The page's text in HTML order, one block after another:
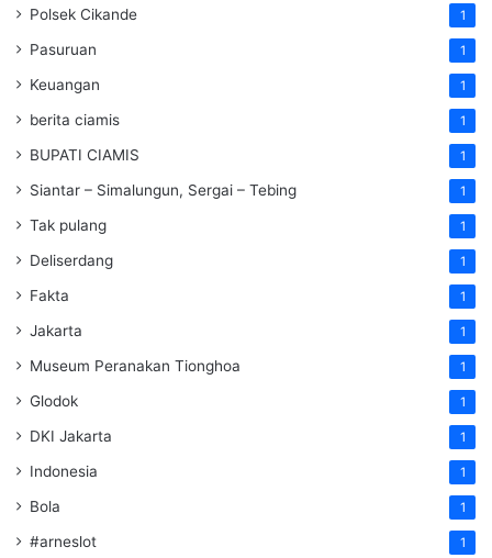
Polsek Cikande 1
Pasuruan 1
Keuangan 1
berita ciamis 1
BUPATI CIAMIS 1
Siantar – Simalungun, Sergai – Tebing 1
Tak pulang 1
Deliserdang 1
Fakta 1
Jakarta 1
Museum Peranakan Tionghoa 1
Glodok 1
DKI Jakarta 1
Indonesia 1
Bola 1
#arneslot 1